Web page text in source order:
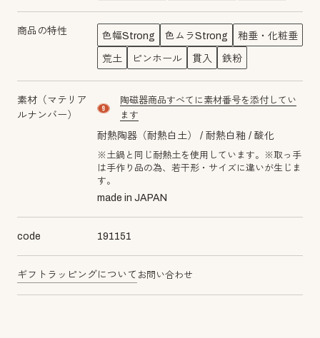
商品の特性 色幅Strong 色ムラStrong 釉垂・化粧垂
荒土 ピンホール 貫入 鉄粉
素材（マテリア
ルナンバー）
material number9
陶磁器商品すべてに素材番号を添付してい
ます
耐熱陶器（耐熱白土） 耐熱白釉 酸化
※土鍋と同じ耐熱土を使用しています。※取っ手
は手作り品の為、若干形・サイズに違いが生じま
す。
made in JAPAN
code 191151
ギフトラッピングについて お問い合わせ